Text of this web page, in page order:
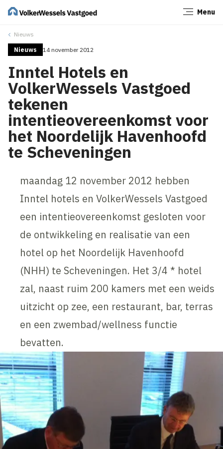
Menu
Nieuws
Nieuws 14 november 2012
Inntel Hotels en
VolkerWessels Vastgoed
tekenen
intentieovereenkomst voor
het Noordelijk Havenhoofd
te Scheveningen
maandag 12 november 2012 hebben
Inntel hotels en VolkerWessels Vastgoed
een intentieovereenkomst gesloten voor
de ontwikkeling en realisatie van een
hotel op het Noordelijk Havenhoofd
(NHH) te Scheveningen. Het 3/4 * hotel
zal, naast ruim 200 kamers met een weids
uitzicht op zee, een restaurant, bar, terras
en een zwembad/wellness functie
bevatten.
Sluiten